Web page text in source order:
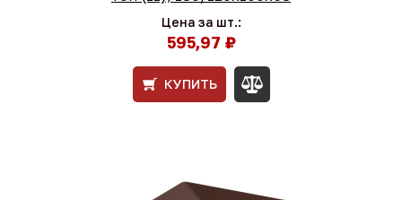
Цена за шт.:
595,97 ₽
КУПИТЬ